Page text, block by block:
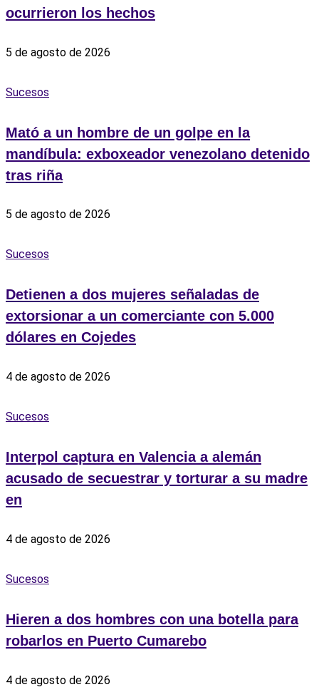
ocurrieron los hechos
5 de agosto de 2026
Sucesos
Mató a un hombre de un golpe en la
mandíbula: exboxeador venezolano detenido
tras riña
5 de agosto de 2026
Sucesos
Detienen a dos mujeres señaladas de
extorsionar a un comerciante con 5.000
dólares en Cojedes
4 de agosto de 2026
Sucesos
Interpol captura en Valencia a alemán
acusado de secuestrar y torturar a su madre
en
4 de agosto de 2026
Sucesos
Hieren a dos hombres con una botella para
robarlos en Puerto Cumarebo
4 de agosto de 2026